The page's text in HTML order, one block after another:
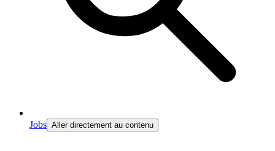
Jobs Aller directement au contenu